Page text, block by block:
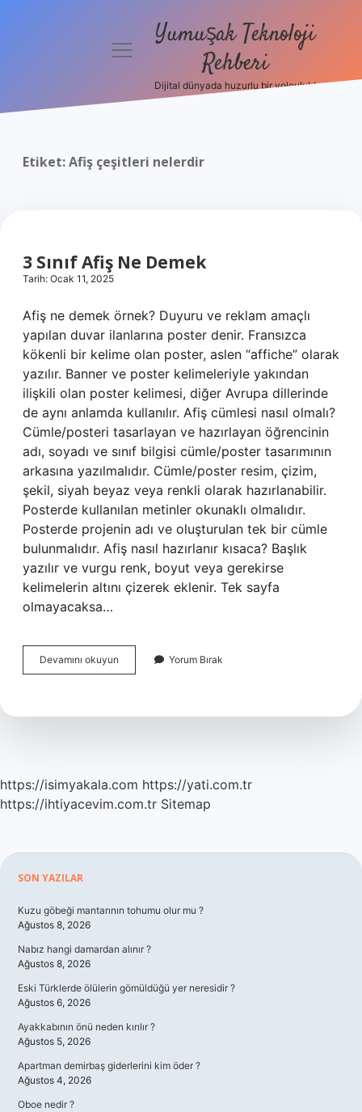
Politikası
menüyüYumuşak Teknoloji
Rehberi
Dijital dünyada huzurlu bir yolculuk!
Etiket:Afiş çeşitleri nelerdir
3 Sınıf Afiş Ne Demek
Tarih: Ocak 11, 2025
Afiş ne demek örnek? Duyuru ve reklam amaçlı
yapılan duvar ilanlarına poster denir. Fransızca
kökenli bir kelime olan poster, aslen “affiche” olarak
yazılır. Banner ve poster kelimeleriyle yakından
ilişkili olan poster kelimesi, diğer Avrupa dillerinde
de aynı anlamda kullanılır. Afiş cümlesi nasıl olmalı?
Cümle/posteri tasarlayan ve hazırlayan öğrencinin
adı, soyadı ve sınıf bilgisi cümle/poster tasarımının
arkasına yazılmalıdır. Cümle/poster resim, çizim,
şekil, siyah beyaz veya renkli olarak hazırlanabilir.
Posterde kullanılan metinler okunaklı olmalıdır.
Posterde projenin adı ve oluşturulan tek bir cümle
bulunmalıdır. Afiş nasıl hazırlanır kısaca? Başlık
yazılır ve vurgu renk, boyut veya gerekirse
kelimelerin altını çizerek eklenir. Tek sayfa
olmayacaksa…
Devamını okuyun
Sınıf
Demek
Yorum Bırak
https://isimyakala.com https://yati.com.tr
https://ihtiyacevim.com.tr Sitemap
Sidebar
SON YAZILAR
Kuzu göbeği mantarının tohumu olur mu ?
Ağustos 8, 2026
Nabız hangi damardan alınır ?
Ağustos 8, 2026
Eski Türklerde ölülerin gömüldüğü yer neresidir ?
Ağustos 6, 2026
Ayakkabının önü neden kırılır ?
Ağustos 5, 2026
Apartman demirbaş giderlerini kim öder ?
Ağustos 4, 2026
Oboe nedir ?